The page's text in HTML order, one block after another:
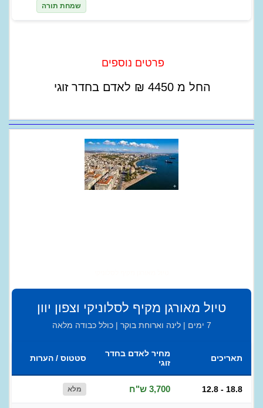
שמחת תורה
פרטים נוספים
החל מ 4450
₪ לאדם בחדר זוגי
טיול מאורגן מקיף לסלוניקי וצפון יוון
7 ימים | לינה וארוחת בוקר | כולל כבודה מלאה
תאריכים
מחיר לאדם בחדר
זוגי
סטטוס / הערות
12.8 - 18.8 3,700 ש"ח מלא